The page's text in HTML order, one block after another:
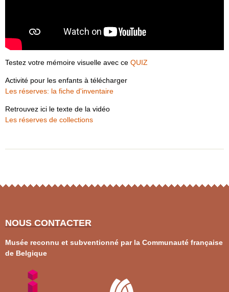
Testez votre mémoire visuelle avec ce QUIZ
Activité pour les enfants à télécharger
Les réserves: la fiche d'inventaire
Retrouvez ici le texte de la vidéo
Les réserves de collections
NOUS CONTACTER
Musée reconnu et subventionné par la Communauté française
de Belgique